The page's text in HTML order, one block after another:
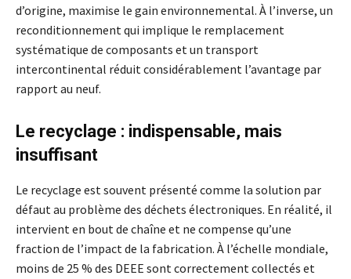
d’origine, maximise le gain environnemental. À l’inverse, un
reconditionnement qui implique le remplacement
systématique de composants et un transport
intercontinental réduit considérablement l’avantage par
rapport au neuf.
Le recyclage : indispensable, mais
insuffisant
Le recyclage est souvent présenté comme la solution par
défaut au problème des déchets électroniques. En réalité, il
intervient en bout de chaîne et ne compense qu’une
fraction de l’impact de la fabrication. À l’échelle mondiale,
moins de 25 % des DEEE sont correctement collectés et